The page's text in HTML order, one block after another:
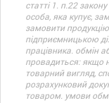
статті 1. п.22
особа, яка купує,
замовити
підприємницькою
працівника. обмін
провадиться: якщо
товарний вигляд,
розрахунковий
товаром. умови